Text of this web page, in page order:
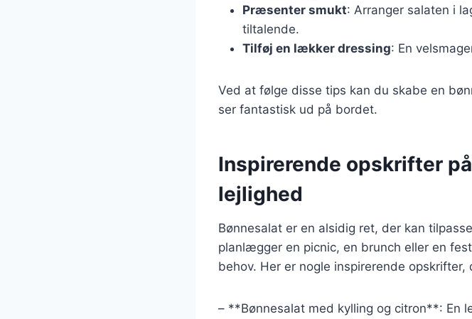
Præsenter smukt: Arranger salaten i
tiltalende.
Tilføj en lækker dressing: En
Ved at følge disse tips kan du skabe en
ser fantastisk ud på bordet.
Inspirerende opskrifter
lejlighed
Bønnesalat er en alsidig ret, der kan
planlægger en picnic, en brunch eller en
behov. Her er nogle inspirerende opskrifter,
– **Bønnesalat med kylling og citron**: En